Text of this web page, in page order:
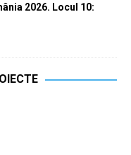
2026. Locul 10: